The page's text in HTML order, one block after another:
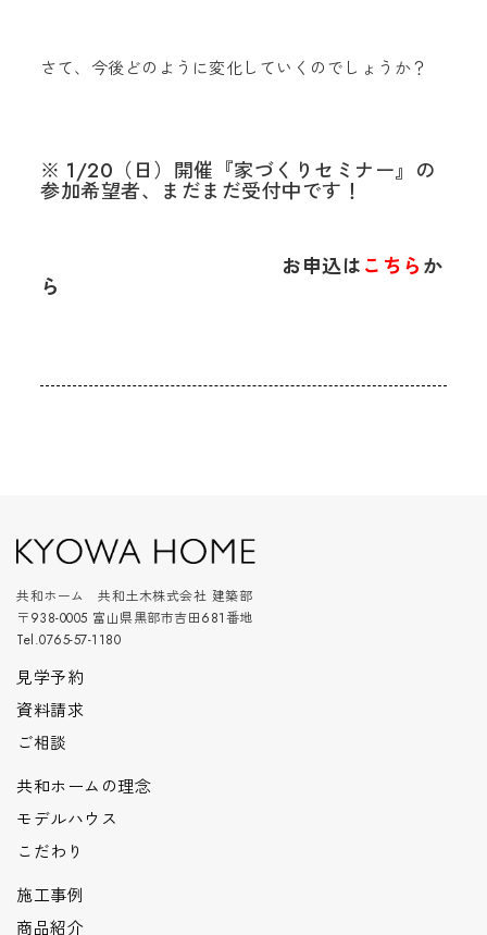
さて、今後どのように変化していくのでしょうか？
※ 1/20（日）開催『家づくりセミナー』の
参加希望者、まだまだ受付中です！
お申込はこちらか
ら
共和ホーム 共和土木株式会社 建築部
〒938-0005 富山県黒部市吉田681番地
Tel.0765-57-1180
見学予約
資料請求
ご相談
共和ホームの理念
モデルハウス
こだわり
施工事例
商品紹介